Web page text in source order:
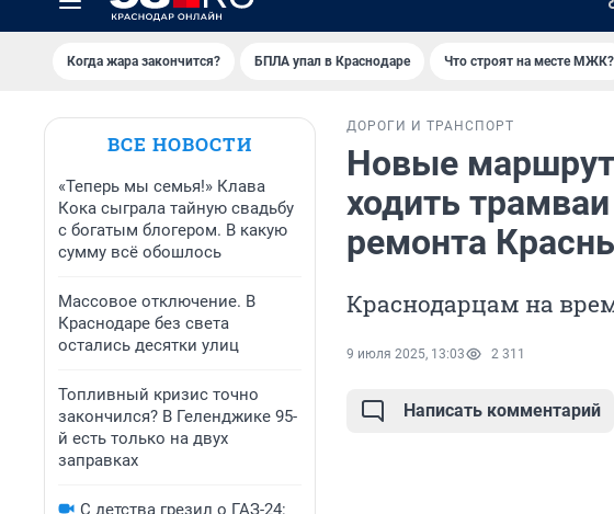
Когда жара закончится? БПЛА упал в Краснодаре Что строят на месте МЖК?
ВСЕ НОВОСТИ
«Теперь мы семья!» Клава
Кока сыграла тайную свадьбу
с богатым блогером. В какую
сумму всё обошлось
Массовое отключение. В
Краснодаре без света
остались десятки улиц
Топливный кризис точно
закончился? В Геленджике 95-
й есть только на двух
заправках
С детства грезил о ГАЗ-24:
ДОРОГИ И ТРАНСПОРТ
Новые
ходить
ремонта
Краснодарцам на
9 июля 2025, 13:03 2 311
Написать комментарий